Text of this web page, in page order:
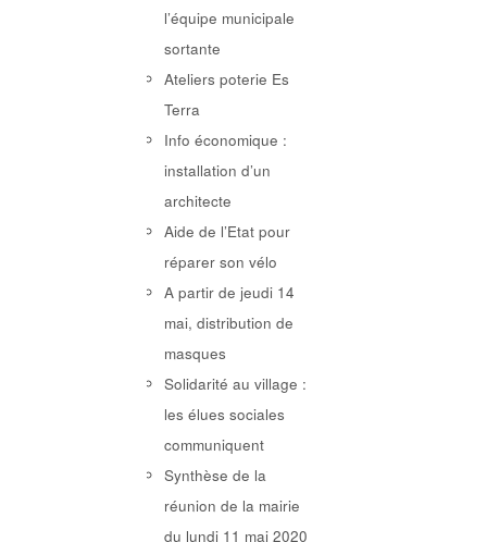
l’équipe municipale
sortante
Ateliers poterie Es
Terra
Info économique :
installation d’un
architecte
Aide de l’Etat pour
réparer son vélo
A partir de jeudi 14
mai, distribution de
masques
Solidarité au village :
les élues sociales
communiquent
Synthèse de la
réunion de la mairie
du lundi 11 mai 2020